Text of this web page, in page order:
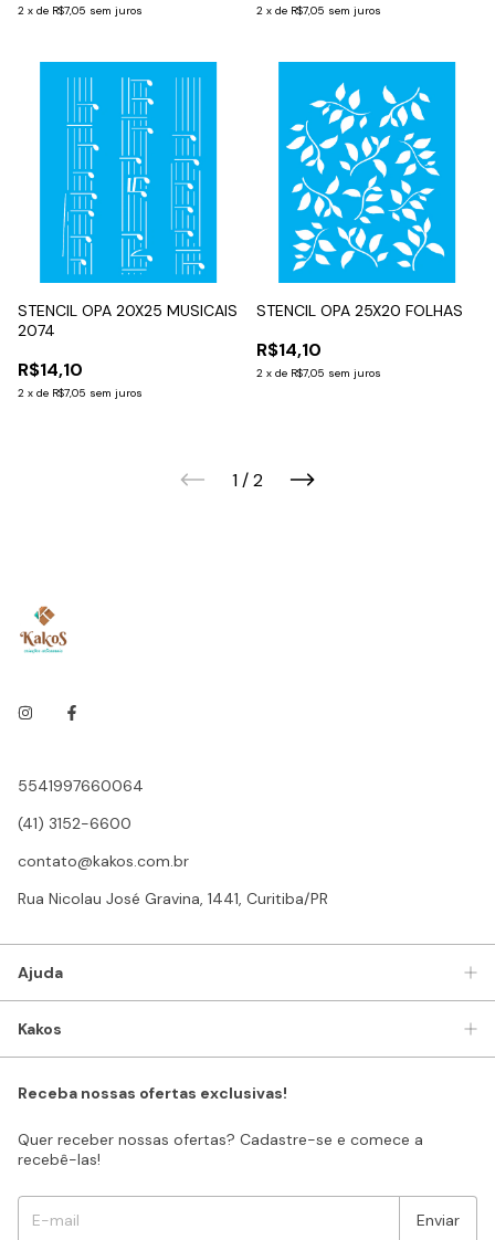
2 x de R$7,05 sem juros 2 x de R$7,05 sem juros
STENCIL OPA 20X25 MUSICAIS
2074
R$14,10
2 x de R$7,05 sem juros
STENCIL OPA 25X20 FOLHAS
R$14,10
2 x de R$7,05 sem juros
1/2
5541997660064
(41) 3152-6600
contato@kakos.com.br
Rua Nicolau José Gravina, 1441, Curitiba/PR
Ajuda
Kakos
Receba nossas ofertas exclusivas!
Quer receber nossas ofertas? Cadastre-se e comece a
recebê-las!